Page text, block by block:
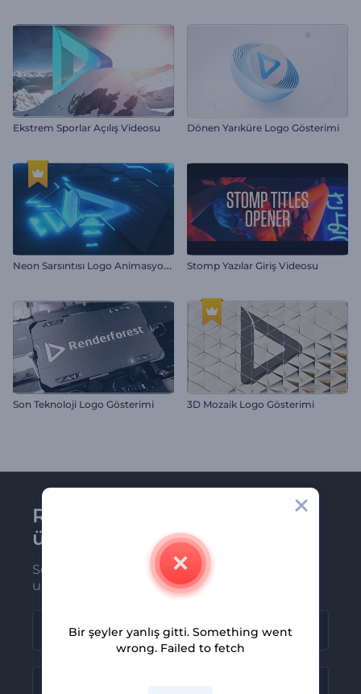
Ekstrem Sporlar Açılış Videosu Dönen Yarıküre Logo Gösterimi
N
eon Sarsıntısı Logo Animasyonu Stomp Yazılar Giriş Videosu
Son Teknoloji Logo Gösterimi 3D Mozaik Logo Gösterimi
Renderforest bültenine
üye olun
Son haber ve tekliflerimiz ilk olarak size
ulaşsın
Bir şeyler yanlış gitti. Something went
wrong. Failed to fetch